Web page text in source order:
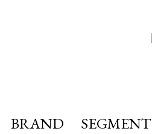
BRAND SEGMENT